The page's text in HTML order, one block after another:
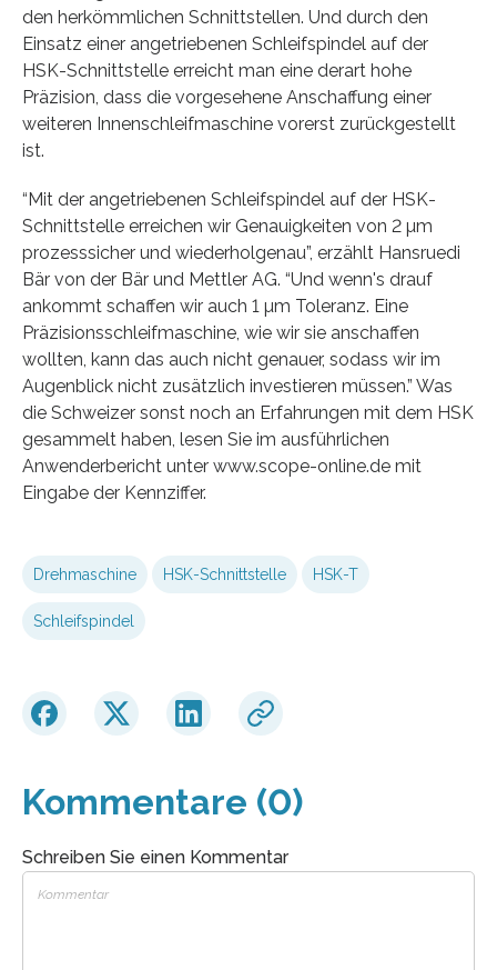
den herkömmlichen Schnittstellen. Und durch den
Einsatz einer angetriebenen Schleifspindel auf der
HSK-Schnittstelle erreicht man eine derart hohe
Präzision, dass die vorgesehene Anschaffung einer
weiteren Innenschleifmaschine vorerst zurückgestellt
ist.
“Mit der angetriebenen Schleifspindel auf der HSK-
Schnittstelle erreichen wir Genauigkeiten von 2 µm
prozesssicher und wiederholgenau”, erzählt Hansruedi
Bär von der Bär und Mettler AG. “Und wenn's drauf
ankommt schaffen wir auch 1 µm Toleranz. Eine
Präzisionsschleifmaschine, wie wir sie anschaffen
wollten, kann das auch nicht genauer, sodass wir im
Augenblick nicht zusätzlich investieren müssen.” Was
die Schweizer sonst noch an Erfahrungen mit dem HSK
gesammelt haben, lesen Sie im ausführlichen
Anwenderbericht unter www.scope-online.de mit
Eingabe der Kennziffer.
Drehmaschine HSK-Schnittstelle HSK-T
Schleifspindel
Kommentare (0)
Schreiben Sie einen Kommentar